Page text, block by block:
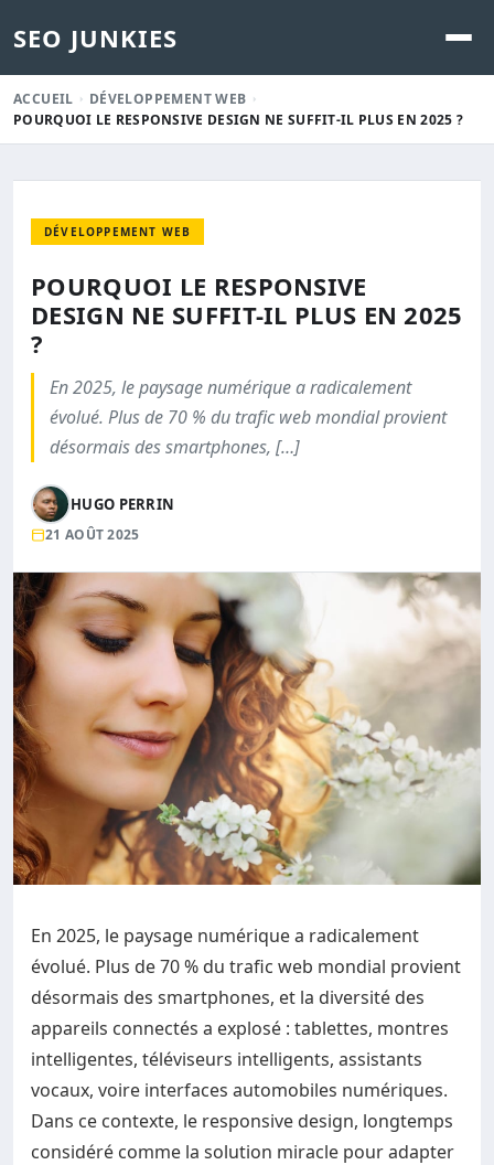
SEO JUNKIES
ACCUEIL
DÉVELOPPEMENT WEB
POURQUOI LE RESPONSIVE DESIGN NE SUFFIT-IL PLUS EN 2025 ?
DÉVELOPPEMENT WEB
POURQUOI LE RESPONSIVE
DESIGN NE SUFFIT-IL PLUS EN 2025
?
En 2025, le paysage numérique a radicalement
évolué. Plus de 70 % du trafic web mondial provient
désormais des smartphones, […]
HUGO PERRIN
21 AOÛT 2025
En 2025, le paysage numérique a radicalement
évolué. Plus de 70 % du trafic web mondial provient
désormais des smartphones, et la diversité des
appareils connectés a explosé : tablettes, montres
intelligentes, téléviseurs intelligents, assistants
vocaux, voire interfaces automobiles numériques.
Dans ce contexte, le responsive design, longtemps
considéré comme la solution miracle pour adapter